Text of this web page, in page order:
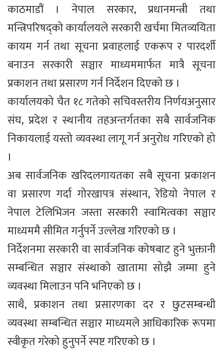
काठमाडौं । नेपाल सरकार, प्रधानमन्त्री तथा
मन्त्रिपरिषद्को कार्यालयले सरकारी खर्चमा मितव्ययिता
कायम गर्न तथा सूचना प्रवाहलाई एकरूप र पारदर्शी
बनाउन सरकारी सञ्चार माध्यममार्फत मात्रै सूचना
प्रकाशन तथा प्रसारण गर्न निर्देशन दिएको छ ।
कार्यालयको चैत १८ गतेको सचिवस्तरीय निर्णयअनुसार
संघ, प्रदेश र स्थानीय तहअन्तर्गतका सबै सार्वजनिक
निकायलाई यस्तो व्यवस्था लागू गर्न अनुरोध गरिएको हो
।
अब सार्वजनिक खरिदलगायतका सबै सूचना प्रकाशन
वा प्रसारण गर्दा गोरखापत्र संस्थान, रेडियो नेपाल र
नेपाल टेलिभिजन जस्ता सरकारी स्वामित्वका सञ्चार
माध्यममै सीमित गर्नुपर्ने उल्लेख गरिएको छ ।
निर्देशनमा सरकारी वा सार्वजनिक कोषबाट हुने भुक्तानी
सम्बन्धित सञ्चार संस्थाको खातामा सोझै जम्मा हुने
व्यवस्था मिलाउन पनि भनिएको छ ।
साथै, प्रकाशन तथा प्रसारणका दर र छुटसम्बन्धी
व्यवस्था सम्बन्धित सञ्चार माध्यमले आधिकारिक रूपमा
स्वीकृत गरेको हुनुपर्ने स्पष्ट गरिएको छ ।